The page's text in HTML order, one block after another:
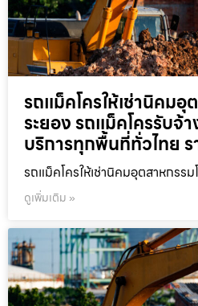
รถแม็คโครให้เช่านิคมอุ
ระยอง รถแม็คโครรับจ้า
บริการทุกพื้นที่ทั่วไทย
รถแม็คโครให้เช่านิคมอุตสาหกรรม
ดูเพิ่มเติม »